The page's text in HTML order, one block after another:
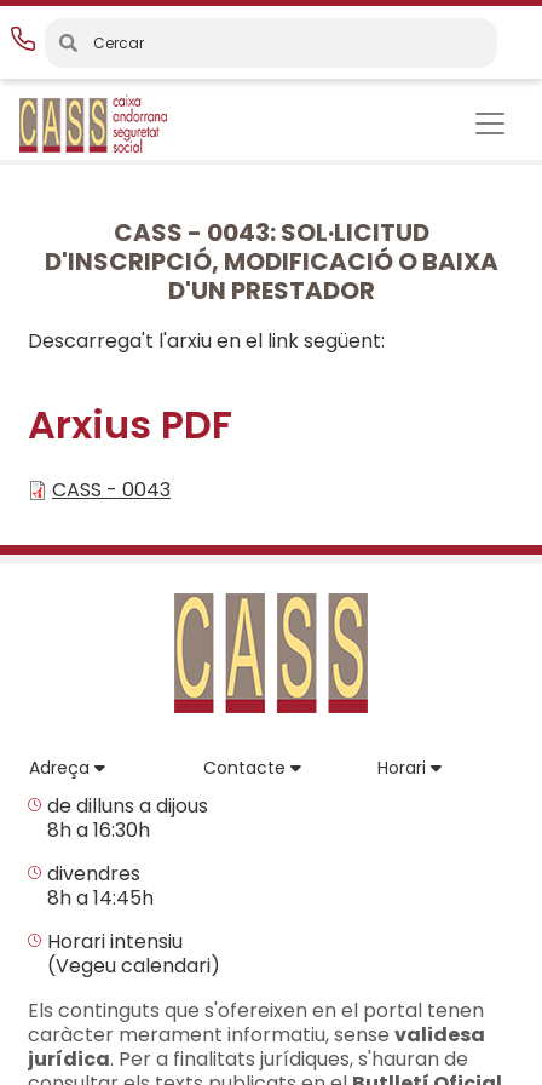
Vés
al
contingut
CASS - 0043: SOL·LICITUD
D'INSCRIPCIÓ, MODIFICACIÓ O BAIXA
D'UN PRESTADOR
Descarrega't l'arxiu en el link següent:
Arxius PDF
CASS - 0043
Adreça Contacte Horari
de dilluns a dijous
8h a 16:30h
divendres
8h a 14:45h
Horari intensiu
(Vegeu calendari)
Els continguts que s'ofereixen en el portal tenen
caràcter merament informatiu, sense validesa
jurídica. Per a finalitats jurídiques, s'hauran de